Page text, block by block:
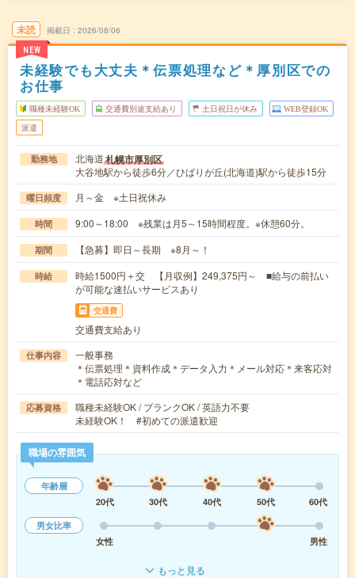
未読
NEW
掲載日 2026/08/06
未経験でも大丈夫＊伝票処理など＊厚別区での
お仕事
職種未経験OK 交通費別途支給あり 土日祝日が休み WEB登録OK
派遣
勤務地 北海道札幌市厚別区
大谷地駅から徒歩6分／ひばりが丘(北海道)駅から徒歩15分
曜日頻度 月～金 ※土日祝休み
時間 9:00～18:00 ※残業は月5～15時間程度。※休憩60分。
期間 【急募】即日～長期 ※8月～！
時給
時給1500円＋交 【月収例】249,375円～ ■給与の前払い
が可能な速払いサービスあり
交通費
交通費支給あり
仕事内容
一般事務
＊伝票処理＊資料作成＊データ入力＊メール対応＊来客応対
＊電話応対など
応募資格
職種未経験OK / ブランクOK / 英語力不要
未経験OK！ #初めての派遣歓迎
職場の雰囲気
年齢層
20代
30代 40代 50代
60代
男女比率
女性
男性
もっと見る